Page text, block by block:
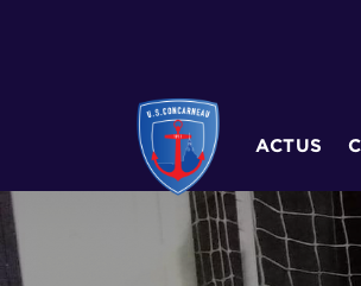
ACTUS